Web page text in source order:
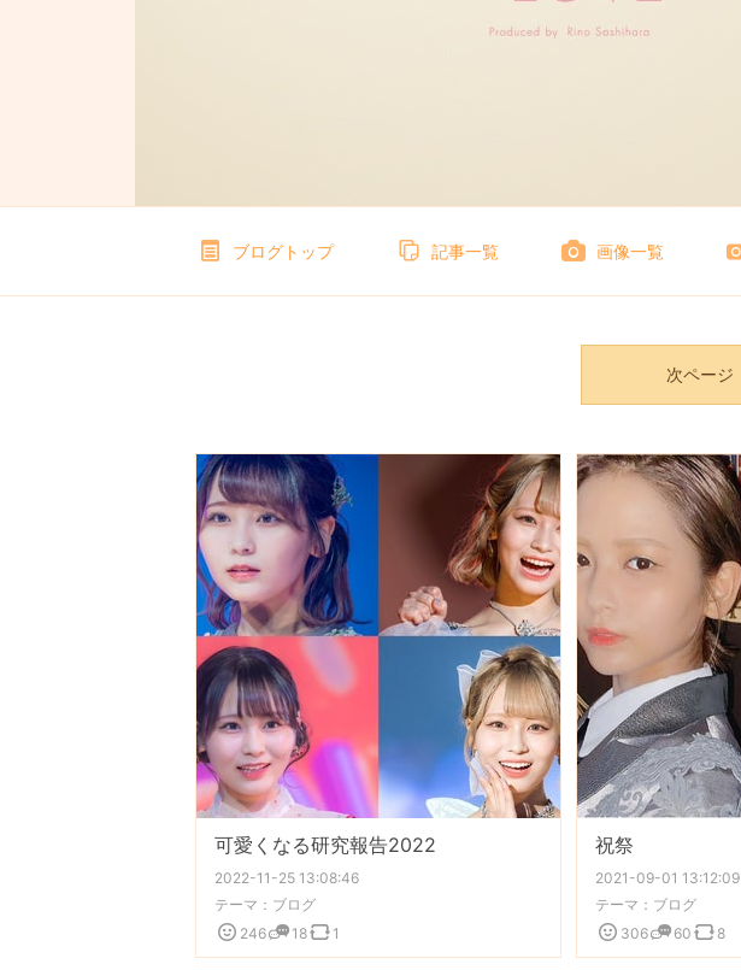
ブログトップ 記事一覧 画像一覧
次ページ
可愛くなる研究報告2022
2022-11-25 13:08:46
テーマ： ブログ
246
18 1
祝祭
2021-09-01 13:12:09
テーマ： ブログ
306
60 8